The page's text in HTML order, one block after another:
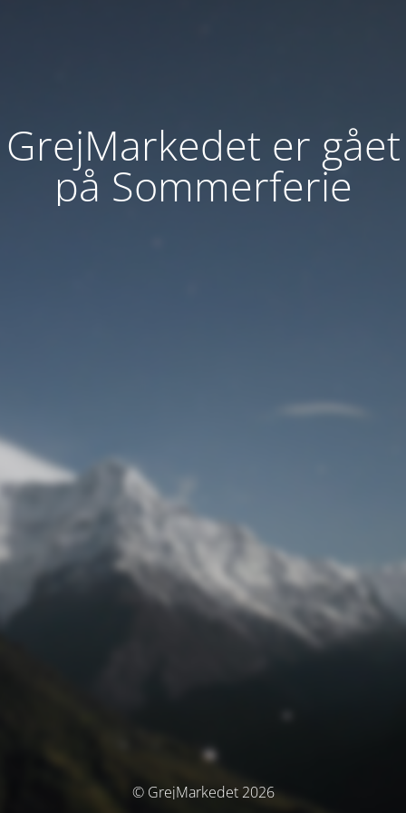
GrejMarkedet er gået
på Sommerferie
© GrejMarkedet 2026